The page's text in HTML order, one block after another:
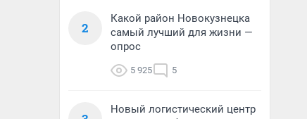
2
Какой район Новокузнецка
самый лучший для жизни —
опрос
5 925 5
Новый логистический центр